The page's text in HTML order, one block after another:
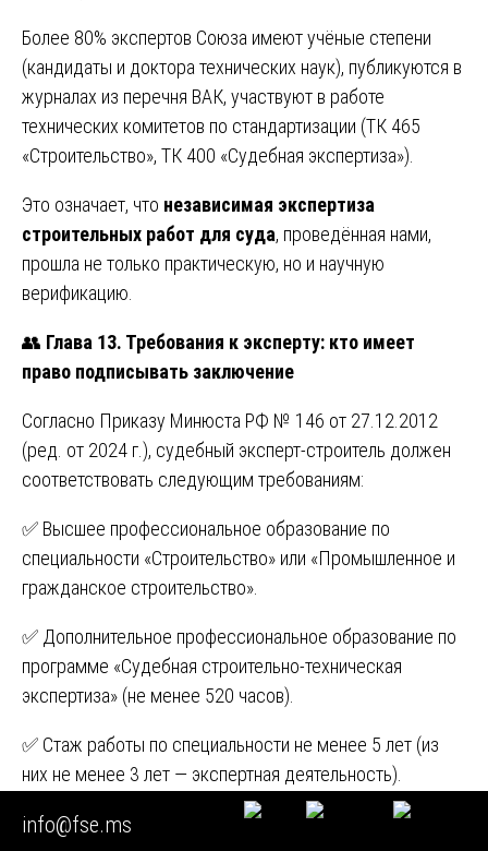
Более 80% экспертов Союза имеют учёные степени
(кандидаты и доктора технических наук), публикуются в
журналах из перечня ВАК, участвуют в работе
технических комитетов по стандартизации (ТК 465
«Строительство», ТК 400 «Судебная экспертиза»).
Это означает, что независимая экспертиза
строительных работ для суда, проведённая нами,
прошла не только практическую, но и научную
верификацию.
👥 Глава 13. Требования к эксперту: кто имеет
право подписывать заключение
Согласно Приказу Минюста РФ № 146 от 27.12.2012
(ред. от 2024 г.), судебный эксперт-строитель должен
соответствовать следующим требованиям:
✅ Высшее профессиональное образование по
специальности «Строительство» или «Промышленное и
гражданское строительство».
✅ Дополнительное профессиональное образование по
программе «Судебная строительно-техническая
экспертиза» (не менее 520 часов).
✅ Стаж работы по специальности не менее 5 лет (из
них не менее 3 лет — экспертная деятельность).
✅ Аттестация в государственном реестре экспертов
info@fse.ms